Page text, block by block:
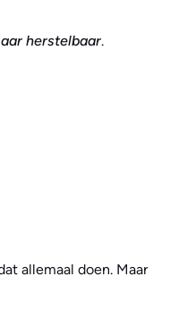
herstelbaar.
allemaal doen. Maar